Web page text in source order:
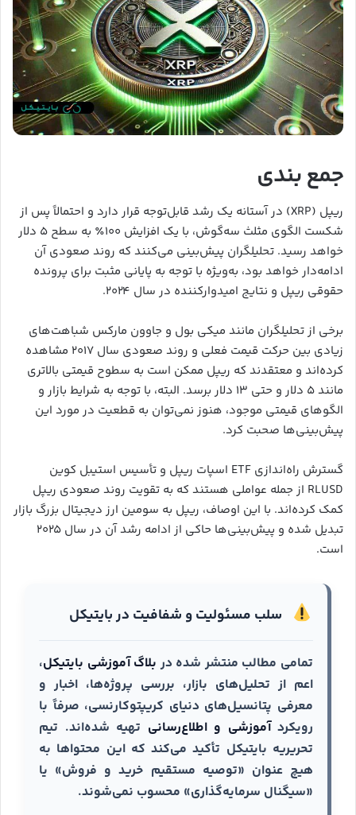
جمع بندی
ریپل (XRP) در آستانه یک رشد قابل‌توجه قرار دارد و احتمالاً پس از
شکست الگوی مثلث سه‌گوش، با یک افزایش ۱۰۰٪ به سطح ۵ دلار
خواهد رسید. تحلیلگران پیش‌بینی می‌کنند که روند صعودی آن
ادامه‌دار خواهد بود، به‌ویژه با توجه به پایانی مثبت برای پرونده
حقوقی ریپل و نتایج امیدوارکننده در سال ۲۰۲۴.
برخی از تحلیلگران مانند میکی بول و جاوون مارکس شباهت‌های
زیادی بین حرکت قیمت فعلی و روند صعودی سال ۲۰۱۷ مشاهده
کرده‌اند و معتقدند که ریپل ممکن است به سطوح قیمتی بالاتری
مانند ۵ دلار و حتی ۱۳ دلار برسد. البته، با توجه به شرایط بازار و
الگوهای قیمتی موجود، هنوز نمی‌توان به قطعیت در مورد این
پیش‌بینی‌ها صحبت کرد.
گسترش راه‌اندازی ETF اسپات ریپل و تأسیس استیبل کوین
RLUSD از جمله عواملی هستند که به تقویت روند صعودی ریپل
کمک کرده‌اند. با این اوصاف، ریپل به سومین ارز دیجیتال بزرگ بازار
تبدیل شده و پیش‌بینی‌ها حاکی از ادامه رشد آن در سال ۲۰۲۵
است.
سلب مسئولیت و شفافیت در بایتیکل
تمامی مطالب منتشر شده در بلاگ آموزشی بایتیکل،
اعم از تحلیل‌های بازار، بررسی پروژه‌ها، اخبار و
معرفی پتانسیل‌های دنیای کریپتوکارنسی، صرفاً با
رویکردآموزشی و اطلاع‌رسانی تهیه شده‌اند. تیم
تحریریه بایتیکل تأکید می‌کند که این محتواها به
هیچ عنوان «توصیه مستقیم خرید و فروش» یا
«سیگنال سرمایه‌گذاری» محسوب نمی‌شوند.